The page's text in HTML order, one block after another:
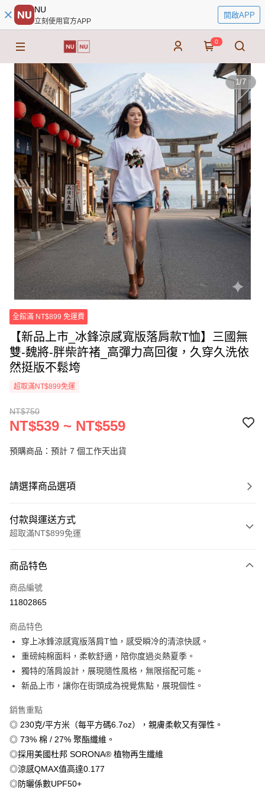
NU
立刻使用官方APP
開啟APP
0
1/7
全館滿 NT$899 免運費
【新品上市_冰鋒涼感寬版落肩款T恤】三國無
雙-魏將-胖柴許褚_高彈力高回復，久穿久洗依
然挺版不鬆垮
超取滿NT$899免運
NT$750
NT$539 ~ NT$559
預購商品：預計 7 個工作天出貨
請選擇商品選項
付款與運送方式
超取滿NT$899免運
信用卡一次付款
信用卡分期付款
合作金庫商業銀行
華南商業銀行
彰化商業銀行
上海商業儲蓄銀行
台北富邦商業銀行
國泰世華商業銀行
兆豐國際商業銀行
臺灣中小企業銀行
台中商業銀行
聯邦商業銀行
元大商業銀行
永豐商業銀行
台新國際商業銀行
台灣樂天信用卡公司
6 期 0 利率 每期
華南商業銀行
彰化商業銀行
上海商業儲蓄銀行
台北富邦商業銀行
國泰世華商業銀行
兆豐國際商業銀行
匯豐（台灣）商業銀行
聯邦商業銀行
遠東國際商業銀行
元大商業銀行
玉山商業銀行
星展（台灣）商業銀行
台灣樂天信用卡公司
12 期 0 利率 每期NT$44
合作金庫商業銀行
第一商業銀行
上海商業儲蓄銀行
台北富邦商業銀行
國泰世華商業銀行
臺灣中小企業銀行
匯豐（台灣）商業銀行
華泰商業銀行
聯邦商業銀行
元大商業銀行
永豐商業銀行
玉山商業銀行
台新國際商業銀行
超商取貨付款
LINE Pay
Apple Pay
街口支付
悠遊付
Google Pay
商品特色
商品編號
11802865
商品特色
穿上冰鋒涼感寬版落肩T恤，感受瞬冷的清涼快感。
重磅純棉面料，柔軟舒適，陪你度過炎熱夏季。
獨特的落肩設計，展現隨性風格，無限搭配可能。
新品上市，讓你在街頭成為視覺焦點，展現個性。
銷售重點
◎ 230克/平方米（每平方碼6.7oz），親膚柔軟又有彈性。
◎ 73% 棉 / 27% 聚酯纖維。
◎採用美國杜邦 SORONA® 植物再生纖維
◎涼感QMAX值高達0.177
◎防曬係數UPF50+